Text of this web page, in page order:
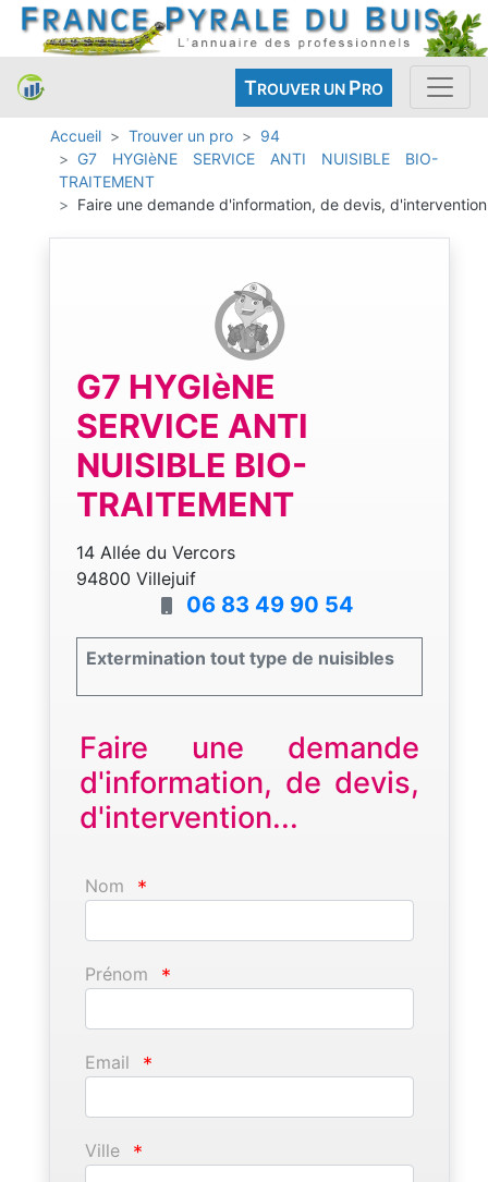
TROUVER UN PRO
Accueil Trouver un pro
94
G7 HYGIèNE SERVICE ANTI NUISIBLE BIO-
TRAITEMENT
Faire une demande d'information, de devis, d'intervention
G7 HYGIèNE
SERVICE ANTI
NUISIBLE BIO-
TRAITEMENT
14 Allée du Vercors
94800 Villejuif
06 83 49 90 54
Extermination tout type de nuisibles
Faire une demande
d'information, de devis,
d'intervention...
Nom *
Prénom *
Email *
Ville *